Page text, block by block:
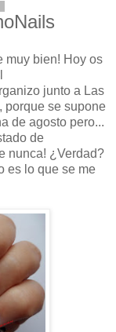
muy bien! Hoy os
junto a Las
porque se supone
de agosto pero...
de
nunca! ¿Verdad?
es lo que se me